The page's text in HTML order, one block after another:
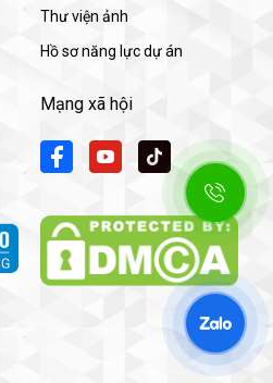
Thư viện ảnh
Hồ sơ năng lực dự án
Mạng xã hội